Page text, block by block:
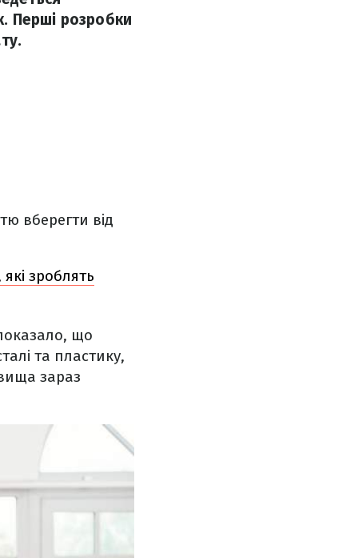
Перші розробки
вберегти від
зроблять
що
та пластику,
зараз